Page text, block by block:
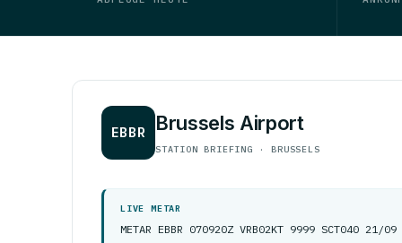
EBBR Brussels Airport
STATION BRIEFING · BRUSSELS
LIVE METAR
METAR EBBR 070920Z VRB02KT 9999 SCT040 21/09